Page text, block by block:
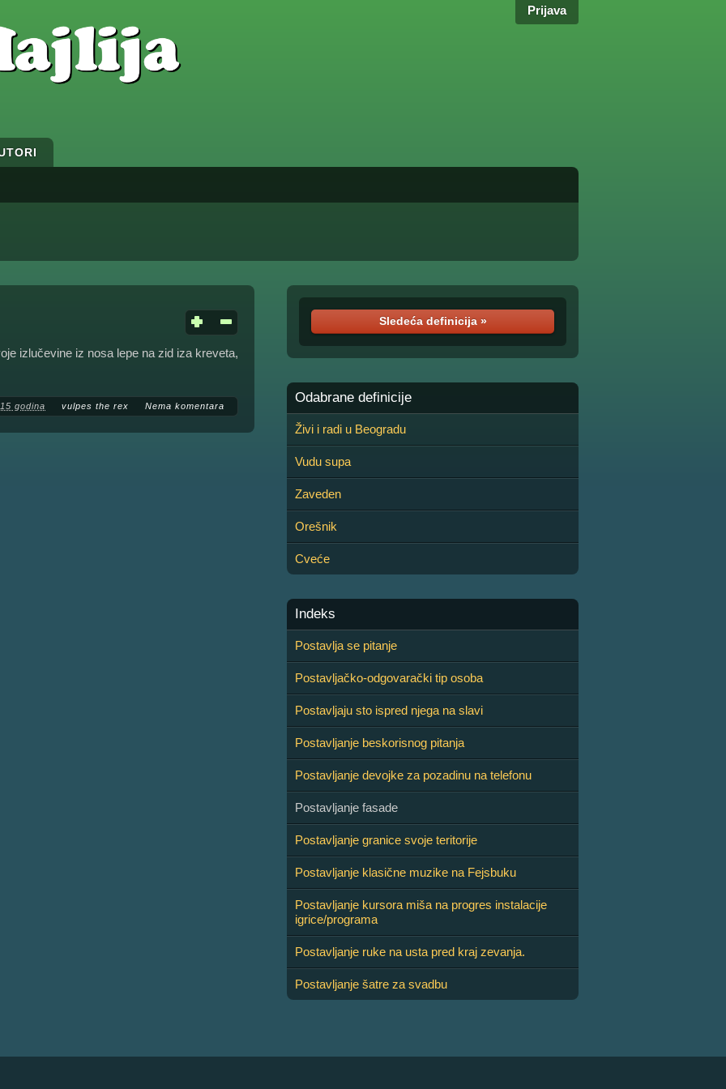
Prijava
izlučevine iz nosa lepe na zid iza kreveta,
godina vulpes the rex Nema komentara
Sledeća definicija »
Odabrane definicije
Živi i radi u Beogradu
Vudu supa
Zaveden
Orešnik
Cveće
Indeks
Postavlja se pitanje
Postavljačko-odgovarački tip osoba
Postavljaju sto ispred njega na slavi
Postavljanje beskorisnog pitanja
Postavljanje devojke za pozadinu na telefonu
Postavljanje fasade
Postavljanje granice svoje teritorije
Postavljanje klasične muzike na Fejsbuku
Postavljanje kursora miša na progres instalacije
igrice/programa
Postavljanje ruke na usta pred kraj zevanja.
Postavljanje šatre za svadbu